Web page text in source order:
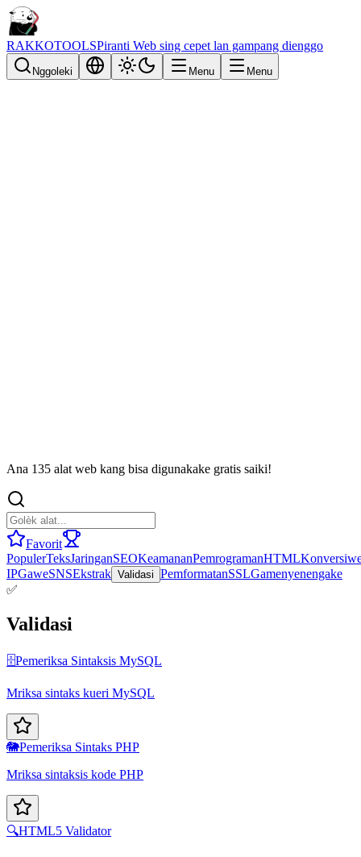
RAKKOTOOLSPiranti Web sing cepet lan gampang dienggo
Nggoleki Menu Menu
Ana 135 alat web kang bisa digunakake gratis saiki!
Favorit
PopulerTeksJaringanSEOKeamananPemrogramanHTMLKonversi
IPGaweSNSEkstrak Validasi PemformatanSSLGamenyenengake
✅
Validasi
🗄️Pemeriksa Sintaksis MySQL
Mriksa sintaks kueri MySQL
🐘Pemeriksa Sintaks PHP
Mriksa sintaksis kode PHP
🔍HTML5 Validator